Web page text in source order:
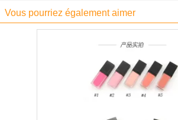
Vous pourriez également aimer